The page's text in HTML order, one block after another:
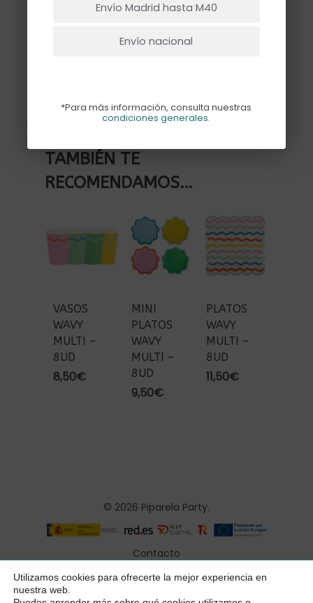
Subtotal: 0,00
velas, en tonos multicolor
TAMBIÉN TE
RECOMENDAMOS…
VASOS
WAVY
MULTI –
8UD
8,50€
MINI
PLATOS
WAVY
MULTI –
8UD
9,50€
PLATOS
WAVY
MULTI –
8UD
11,50€
© 2026 Piparela Party.
Contacto
Aviso legal
Utilizamos cookies para ofrecerte la mejor experiencia en
nuestra web.
Envío Madrid hasta M40
Envío nacional
*Para más información, consulta nuestras
condiciones generales.